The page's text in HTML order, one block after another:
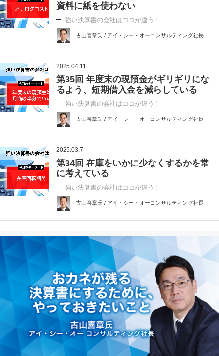
資料に紙を使わない
強い決算書の会社はココが違う！
古山喜章氏 / アイ・シー・オーコンサルティング社長
2025.04.11
第35回 年度末の現預金がギリギリにな
るよう、短期借入金を減らしている
強い決算書の会社はココが違う！
古山喜章氏 / アイ・シー・オーコンサルティング社長
2025.03.7
第34回 在庫をいかに少なくするかを常
に考えている
強い決算書の会社はココが違う！
古山喜章氏 / アイ・シー・オーコンサルティング社長